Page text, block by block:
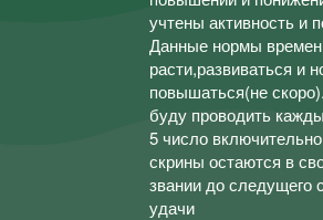
учтены активность и
Данные нормы
расти,развиваться и
повышаться(не
буду проводить
5 число
скрины остаются в
звании до следущего
удачи